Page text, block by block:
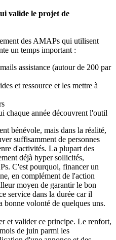
valide le projet de
des AMAPs qui utilisent
un temps important :
assistance (autour de 200 par
et ressource et les mettre à
chaque année découvrent l'outil
bénévole, mais dans la réalité,
suffisamment de personnes
d'activités. La plupart des
déjà hyper sollicités,
C'est pourquoi, financer un
en complément de l'action
moyen de garantir le bon
service dans la durée car il
bonne volonté de quelques uns.
et valider ce principe. Le renfort,
de juin parmi les